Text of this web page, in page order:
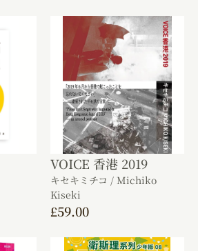
VOICE 香港 2019
キセキミチコ / Michiko
Kiseki
£59.00